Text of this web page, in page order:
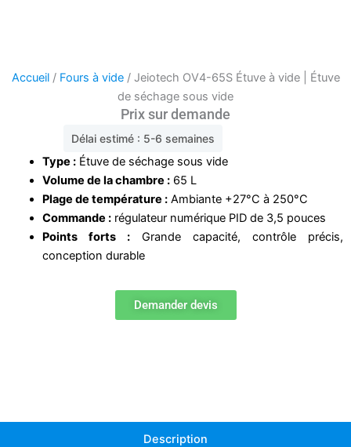
Accueil/ Fours à vide/ Jeiotech OV4-65S Étuve à vide | Étuve
de séchage sous vide
Prix sur demande
Délai estimé : 5-6 semaines
Type :Étuve de séchage sous vide
Volume de la chambre :65 L
Plage de température :Ambiante +27°C à 250°C
Commande :régulateur numérique PID de 3,5 pouces
Points forts :Grande capacité, contrôle précis,
conception durable
Demander devis
Description